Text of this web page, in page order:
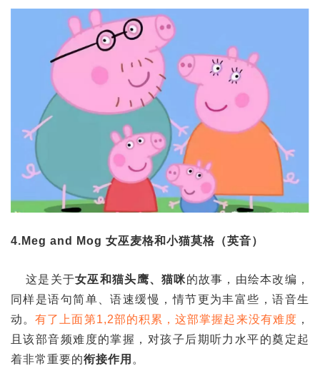
4.Meg and Mog 女巫麦格和小猫莫格（英音）
这是关于女巫和猫头鹰、猫咪的故事，由绘本改编，
同样是语句简单、语速缓慢，情节更为丰富些，语音生
动。有了上面第1,2部的积累，这部掌握起来没有难度 ，
且该部音频难度的掌握，对孩子后期听力水平的奠定起
着非常重要的衔接作用 。